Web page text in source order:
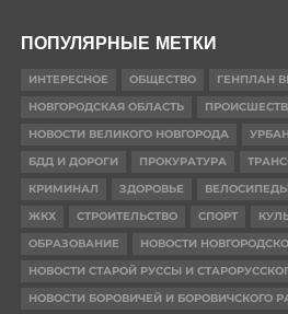
ПОПУЛЯРНЫЕ МЕТКИ
ИНТЕРЕСНОЕ ОБЩЕСТВО
ГЕНПЛАН
НОВГОРОДСКАЯ ОБЛАСТЬ
НОВОСТИ ВЕЛИКОГО НОВГОРОДА
БДД И ДОРОГИ
ПРОКУРАТУРА
КРИМИНАЛ
ЗДОРОВЬЕ
ЖКХ
СТРОИТЕЛЬСТВО СПОРТ
ОБРАЗОВАНИЕ
НОВОСТИ
НОВОСТИ СТАРОЙ РУССЫ И
НОВОСТИ БОРОВИЧЕЙ И БОРОВИЧСКОГО